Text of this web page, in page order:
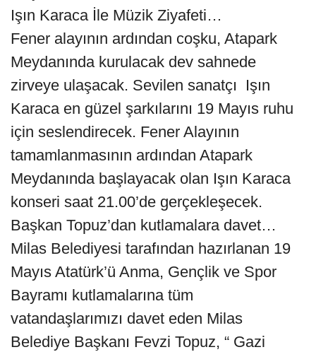
Işın Karaca İle Müzik Ziyafeti…
Fener alayının ardından coşku, Atapark
Meydanında kurulacak dev sahnede
zirveye ulaşacak. Sevilen sanatçı Işın
Karaca en güzel şarkılarını 19 Mayıs ruhu
için seslendirecek. Fener Alayının
tamamlanmasının ardından Atapark
Meydanında başlayacak olan Işın Karaca
konseri saat 21.00’de gerçekleşecek.
Başkan Topuz’dan kutlamalara davet…
Milas Belediyesi tarafından hazırlanan 19
Mayıs Atatürk’ü Anma, Gençlik ve Spor
Bayramı kutlamalarına tüm
vatandaşlarımızı davet eden Milas
Belediye Başkanı Fevzi Topuz, “ Gazi